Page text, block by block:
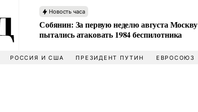
Новость часа
Собянин: За первую неделю августа Москву
пытались атаковать 1984 беспилотника
РОССИЯ И США ПРЕЗИДЕНТ ПУТИН ЕВРОСОЮЗ